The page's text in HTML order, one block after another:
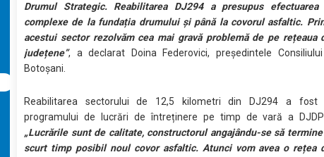
Drumul Strategic. Reabilitarea DJ294 a presupus
complexe de la fundația drumului și până la covorul asfaltic.
acestui sector rezolvăm cea mai gravă problemă de pe rețeaua
județene”, a declarat Doina Federovici, președintele
Botoșani.
Reabilitarea sectorului de 12,5 kilometri din DJ294 a fost
programului de lucrări de întreținere pe timp de vară a DJDP
„Lucrările sunt de calitate, constructorul angajându-se să
scurt timp posibil noul covor asfaltic. Atunci vom avea o rețea